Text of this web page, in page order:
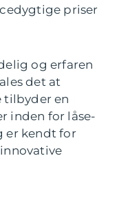
priser
og erfaren
det at
tilbyder en
inden for låse-
er kendt for